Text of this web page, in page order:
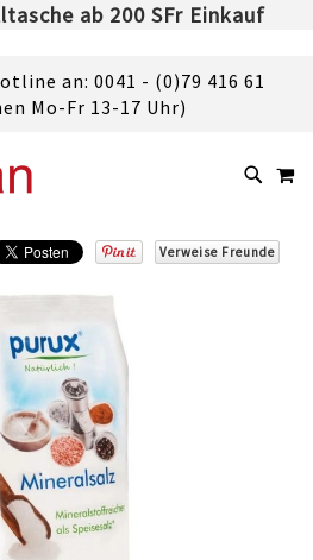
ab 200 SFr Einkauf
an: 0041 - (0)79 416 61
Mo-Fr 13-17 Uhr)
SUCHE
Verweise Freunde